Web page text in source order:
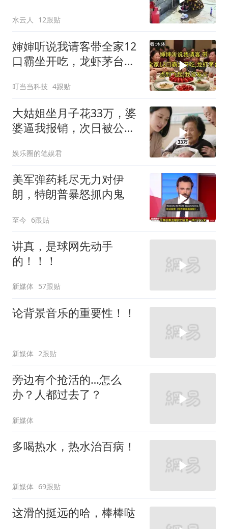
水云人 12跟贴
婶婶听说我请客带全家12
口霸坐开吃，龙虾茅台点
叮当当科技 4跟贴
大姑姐坐月子花33万，婆
婆逼我报销，次日被公公
娱乐圈的笔娱君
美军弹药耗尽无力对伊
朗，特朗普暴怒抓内鬼
至今 6跟贴
讲真，是球网先动手
的！！！
新媒体 57跟贴
论背景音乐的重要性！！
新媒体 2跟贴
旁边有个抢活的…怎么
办？人都过去了？
新媒体
多喝热水，热水治百病！
新媒体 69跟贴
这滑的挺远的哈，棒棒哒